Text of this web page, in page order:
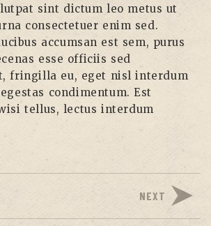
sint dictum leo metus ut
consectetuer enim sed.
accumsan est sem, purus
esse officiis sed
fringilla eu, eget nisl interdum
condimentum. Est
tellus, lectus interdum
NEXT